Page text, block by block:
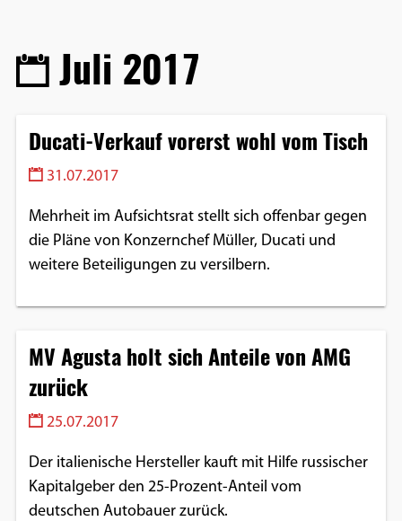
Juli 2017
Ducati-Verkauf vorerst wohl vom Tisch
31.07.2017
Mehrheit im Aufsichtsrat stellt sich offenbar gegen
die Pläne von Konzernchef Müller, Ducati und
weitere Beteiligungen zu versilbern.
MV Agusta holt sich Anteile von AMG
zurück
25.07.2017
Der italienische Hersteller kauft mit Hilfe russischer
Kapitalgeber den 25-Prozent-Anteil vom
deutschen Autobauer zurück.